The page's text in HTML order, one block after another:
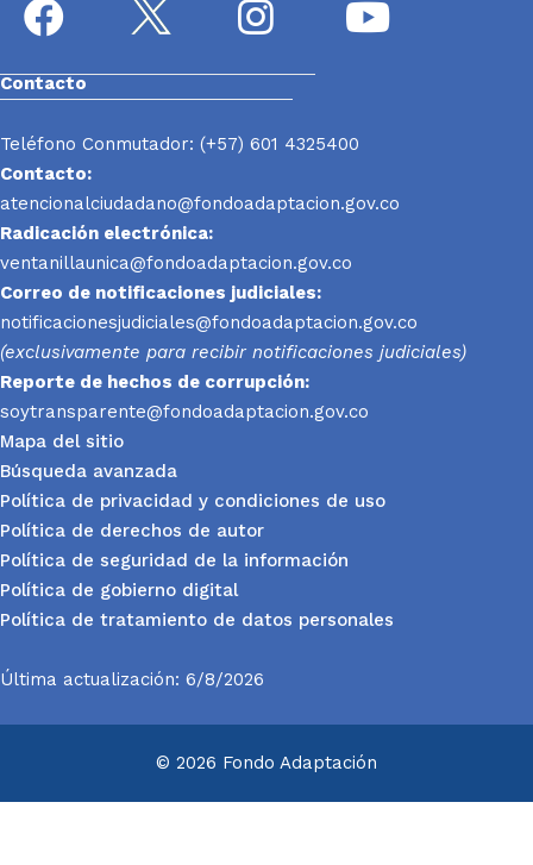
Contacto
Teléfono Conmutador: (+57) 601 4325400
Contacto:
atencionalciudadano@fondoadaptacion.gov.co
Radicación electrónica:
ventanillaunica@fondoadaptacion.gov.co
Correo de notificaciones judiciales:
notificacionesjudiciales@fondoadaptacion.gov.co
(exclusivamente para recibir notificaciones judiciales)
Reporte de hechos de corrupción:
soytransparente@fondoadaptacion.gov.co
Mapa del sitio
Búsqueda avanzada
Política de privacidad y condiciones de uso
Política de derechos de autor
Política de seguridad de la información
Política de gobierno digital
Política de tratamiento de datos personales
Última actualización: 6/8/2026
© 2026 Fondo Adaptación